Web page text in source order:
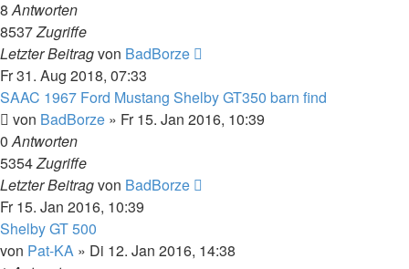
8Antworten
8537Zugriffe
Letzter Beitragvon BadBorze
Fr 31. Aug 2018, 07:33
SAAC 1967 Ford Mustang Shelby GT350 barn find
von BadBorze » Fr 15. Jan 2016, 10:39
0Antworten
5354Zugriffe
Letzter Beitragvon BadBorze
Fr 15. Jan 2016, 10:39
Shelby GT 500
von Pat-KA » Di 12. Jan 2016, 14:38